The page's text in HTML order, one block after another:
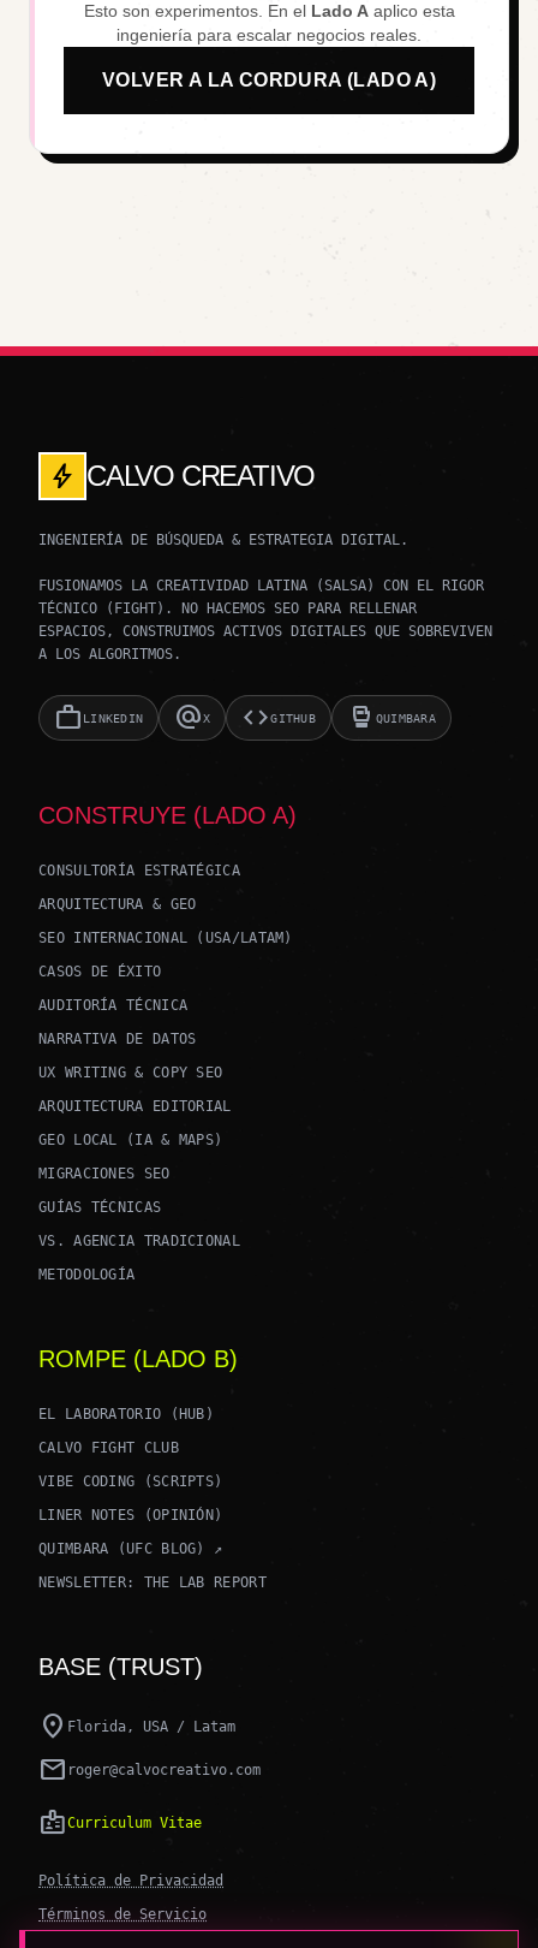
Esto son experimentos. En el Lado Aaplico esta
ingeniería para escalar negocios reales.
VOLVER A LA CORDURA (LADO A)
bolt CALVO CREATIVO
INGENIERÍA DE BÚSQUEDA & ESTRATEGIA DIGITAL.
FUSIONAMOS LA CREATIVIDAD LATINA (SALSA) CON EL RIGOR
TÉCNICO (FIGHT). NO HACEMOS SEO PARA RELLENAR
ESPACIOS, CONSTRUIMOS ACTIVOS DIGITALES QUE SOBREVIVEN
A LOS ALGORITMOS.
work LINKEDIN alternate_emailX codeGITHUB sports_mma QUIMBARA
CONSTRUYE (LADO A)
CONSULTORÍA ESTRATÉGICA
ARQUITECTURA & GEO
SEO INTERNACIONAL (USA/LATAM)
CASOS DE ÉXITO
AUDITORÍA TÉCNICA
NARRATIVA DE DATOS
UX WRITING & COPY SEO
ARQUITECTURA EDITORIAL
GEO LOCAL (IA & MAPS)
MIGRACIONES SEO
GUÍAS TÉCNICAS
VS. AGENCIA TRADICIONAL
METODOLOGÍA
ROMPE (LADO B)
EL LABORATORIO (HUB)
CALVO FIGHT CLUB
VIBE CODING (SCRIPTS)
LINER NOTES (OPINIÓN)
QUIMBARA (UFC BLOG) ↗
NEWSLETTER: THE LAB REPORT
BASE (TRUST)
location_on Florida, USA / Latam
mail roger@calvocreativo.com
badgeCurriculum Vitae
Política de Privacidad
Términos de Servicio